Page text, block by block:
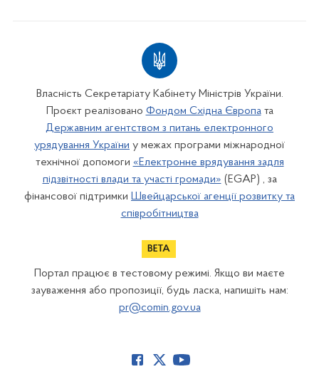
Власність Секретаріату Кабінету Міністрів України.
Проєкт реалізовано Фондом Східна Європата
Державним агентством з питань електронного
урядування України у межах програми міжнародної
технічної допомоги «Електронне врядування задля
підзвітності влади та участі громади» (EGAP) , за
фінансової підтримки Швейцарської агенції розвитку та
співробітництва
Портал працює в тестовому режимі. Якщо ви маєте
зауваження або пропозиції, будь ласка, напишіть нам:
pr@comin.gov.ua